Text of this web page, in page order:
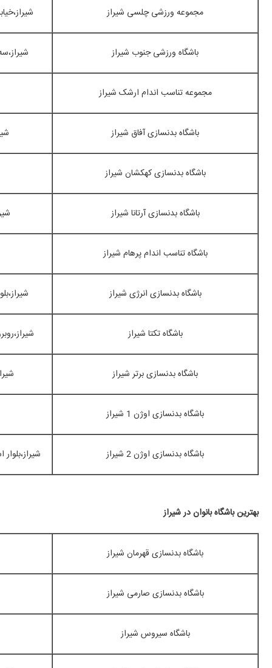
مجموعه ورزشی چلسی شیراز
باشگاه ورزشی جنوب شیراز
مجموعه تناسب اندام ارشک شیراز
باشگاه بدنسازی آفاق شیراز
باشگاه بدنسازی کهکشان شیراز
باشگاه بدنسازی آرتانا شیراز
باشگاه تناسب اندام پرهام شیراز
باشگاه بدنسازی انرژی شیراز
باشگاه تکتا شیراز
باشگاه بدنسازی برتر شیراز
باشگاه بدنسازی اوژن 1 شیراز
باشگاه بدنسازی اوژن 2 شیراز شیراز،بلوار
بهترین باشگاه بانوان در شیراز
باشگاه بدنسازی قهرمان شیراز
باشگاه بدنسازی صارمی شیراز
باشگاه سیروس شیراز